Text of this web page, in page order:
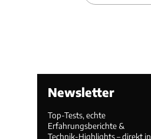
Newsletter
Top-Tests, echte
Erfahrungsberichte &
Technik-Highlights – direkt in